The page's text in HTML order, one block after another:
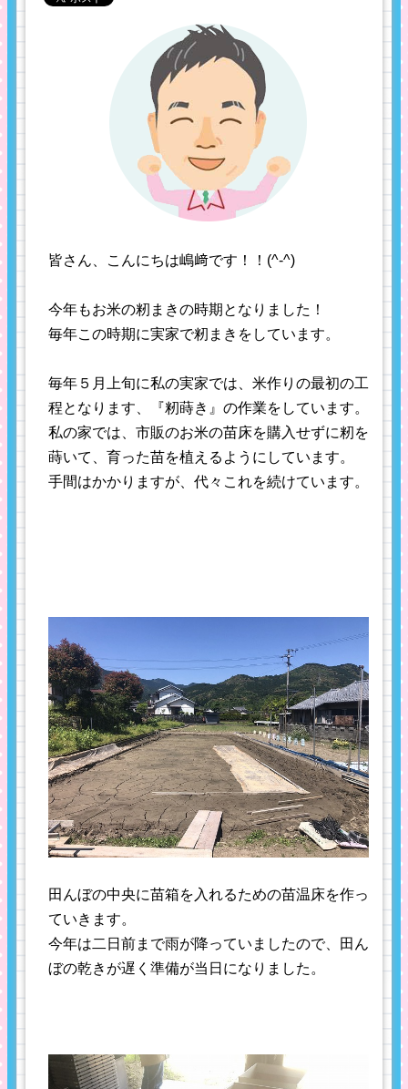
皆さん、こんにちは嶋﨑です！！(^-^)
今年もお米の籾まきの時期となりました！
毎年この時期に実家で籾まきをしています。
毎年５月上旬に私の実家では、米作りの最初の工
程となります、『籾蒔き』の作業をしています。
私の家では、市販のお米の苗床を購入せずに籾を
蒔いて、育った苗を植えるようにしています。
手間はかかりますが、代々これを続けています。
田んぼの中央に苗箱を入れるための苗温床を作っ
ていきます。
今年は二日前まで雨が降っていましたので、田ん
ぼの乾きが遅く準備が当日になりました。